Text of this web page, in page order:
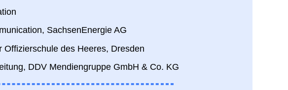
, SachsenEnergie AG
Offizierschule des Heeres, Dresden
DDV Mendiengruppe GmbH & Co. KG